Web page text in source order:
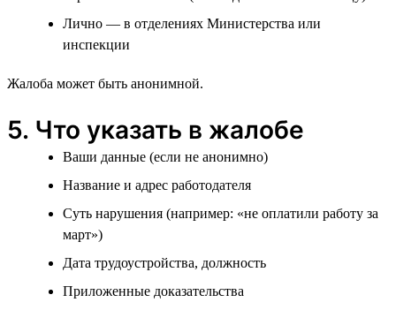
Лично — в отделениях Министерства или
инспекции
Жалоба может быть анонимной.
5. Что указать в жалобе
Ваши данные (если не анонимно)
Название и адрес работодателя
Суть нарушения (например: «не оплатили работу за
март»)
Дата трудоустройства, должность
Приложенные доказательства